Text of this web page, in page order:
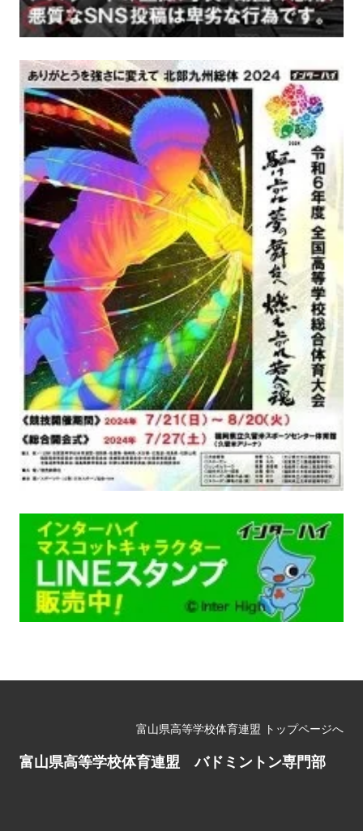
富山県高等学校体育連盟 トップページへ
富山県高等学校体育連盟 バドミントン専門部